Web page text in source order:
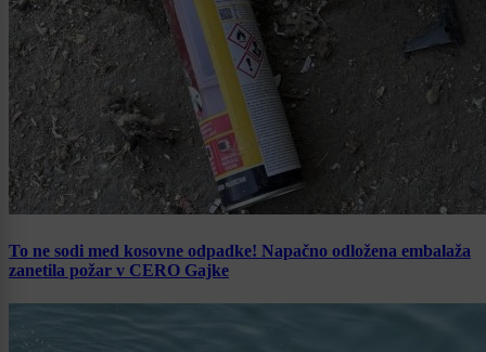
To ne sodi med kosovne odpadke! Napačno odložena embalaža
zanetila požar v CERO Gajke